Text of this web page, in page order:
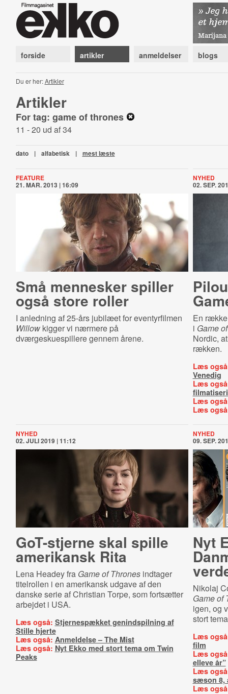
forside artikler anmeldelser blogs
Du er her:Artikler
Artikler
For tag: game of thrones
11 - 20 ud af 34
dato | alfabetisk | mest læste
FEATURE
21. MAR. 2013 | 16:09
Små mennesker spiller
også store roller
I anledning af 25-års jubilæet for eventyrfilmen
Willowkigger vi nærmere på
dværgeskuespillere gennem årene.
NYHED
02. SEP.
En
i Game
Nordic,
rækken.
Læs
Venedig
Læs
Læs
Læs
NYHED
02. JULI 2019 | 11:12
GoT-stjerne skal spille
amerikansk Rita
Lena Headey fra Game of Thronesindtager
titelrollen i en amerikansk udgave af den
danske serie af Christian Torpe, som fortsætter
arbejdet i USA.
Læs også: Stjernespækket genindspilning af
Stille hjerte
Læs også: Anmeldelse – The Mist
Læs også: Nyt Ekko med stort tema om Twin
Peaks
NYHED
09. SEP.
Nyt
Nikolaj
Game of
igen, og
stort
Læs
film
Læs
elleve år”
Læs
sæson 8,
Læs